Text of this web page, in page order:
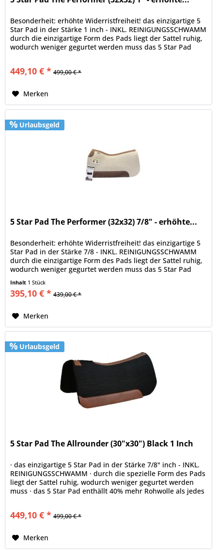
Besonderheit: erhöhte Widerristfreiheit! das einzigartige 5
Star Pad in der Stärke 1 inch - INKL. REINIGUNGSSCHWAMM
durch die einzigartige Form des Pads liegt der Sattel ruhig,
wodurch weniger gegurtet werden muss das 5 Star Pad
449,10 € * 499,00 € *
Merken
Urlaubsgeld
5 Star Pad The Performer (32x32) 7/8" - erhöhte...
Besonderheit: erhöhte Widerristfreiheit! das einzigartige 5
Star Pad in der Stärke 7/8 - INKL. REINIGUNGSSCHWAMM
durch die einzigartige Form des Pads liegt der Sattel ruhig,
wodurch weniger gegurtet werden muss das 5 Star Pad
Inhalt 1 Stück
395,10 € * 439,00 € *
Merken
Urlaubsgeld
5 Star Pad The Allrounder (30"x30") Black 1 Inch
· das einzigartige 5 Star Pad in der Stärke 7/8" inch - INKL.
REINIGUNGSSCHWAMM · durch die spezielle Form des Pads
liegt der Sattel ruhig, wodurch weniger gegurtet werden
muss · das 5 Star Pad enthällt 40% mehr Rohwolle als jedes
449,10 € * 499,00 € *
Merken